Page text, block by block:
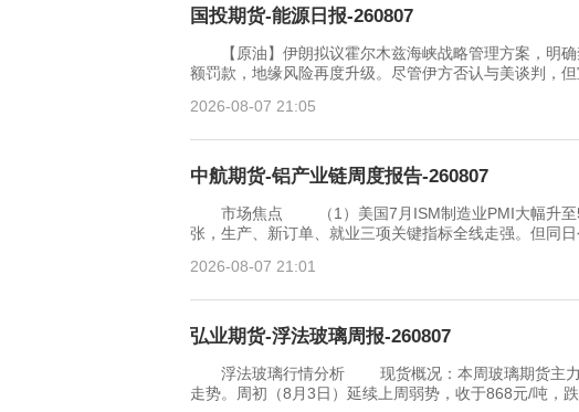
国投期货-能源日报-260807
【原油】伊朗拟议霍尔木兹海峡战略管理方案，明确
额罚款，地缘风险再度升级。尽管伊方否认与美谈判，
2026-08-07 21:05
中航期货-铝产业链周度报告-260807
市场焦点 （1）美国7月ISM制造业PMI大幅升至
张，生产、新订单、就业三项关键指标全线走强。但同
2026-08-07 21:01
弘业期货-浮法玻璃周报-260807
浮法玻璃行情分析 现货概况：本周玻璃期货主力
走势。周初（8月3日）延续上周弱势，收于868元/吨，